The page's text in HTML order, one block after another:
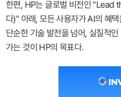
한편, HP는 글로벌 비전인 "Lead
다)" 아래, 모든 사용자가 AI의 혜
단순한 기술 발전을 넘어, 실질적
가는 것이 HP의 목표다.